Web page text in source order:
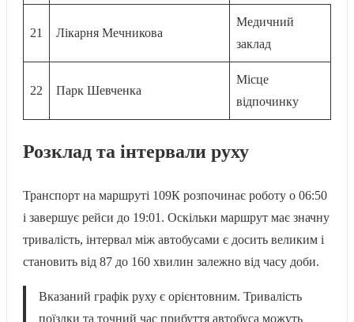
21 Лікарня Мечникова
Медичний
заклад
22 Парк Шевченка
Місце
відпочинку
Розклад та інтервали руху
Транспорт на маршруті 109К розпочинає роботу о 06:50
і завершує рейси до 19:01. Оскільки маршрут має значну
тривалість, інтервал між автобусами є досить великим і
становить від 87 до 160 хвилин залежно від часу доби.
Вказаний графік руху є орієнтовним. Тривалість
поїздки та точний час прибуття автобуса можуть